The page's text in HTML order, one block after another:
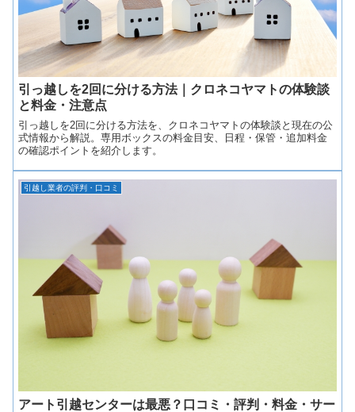
引っ越しを2回に分ける方法｜クロネコヤマトの体験談
と料金・注意点
引っ越しを2回に分ける方法を、クロネコヤマトの体験談と現在の公
式情報から解説。専用ボックスの料金目安、日程・保管・追加料金
の確認ポイントを紹介します。
引越し業者の評判・口コミ
アート引越センターは最悪？口コミ・評判・料金・サー